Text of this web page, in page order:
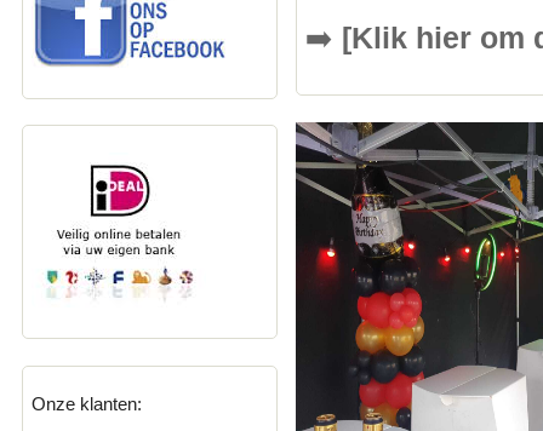
Onze klanten:
➡️ [Klik hier om